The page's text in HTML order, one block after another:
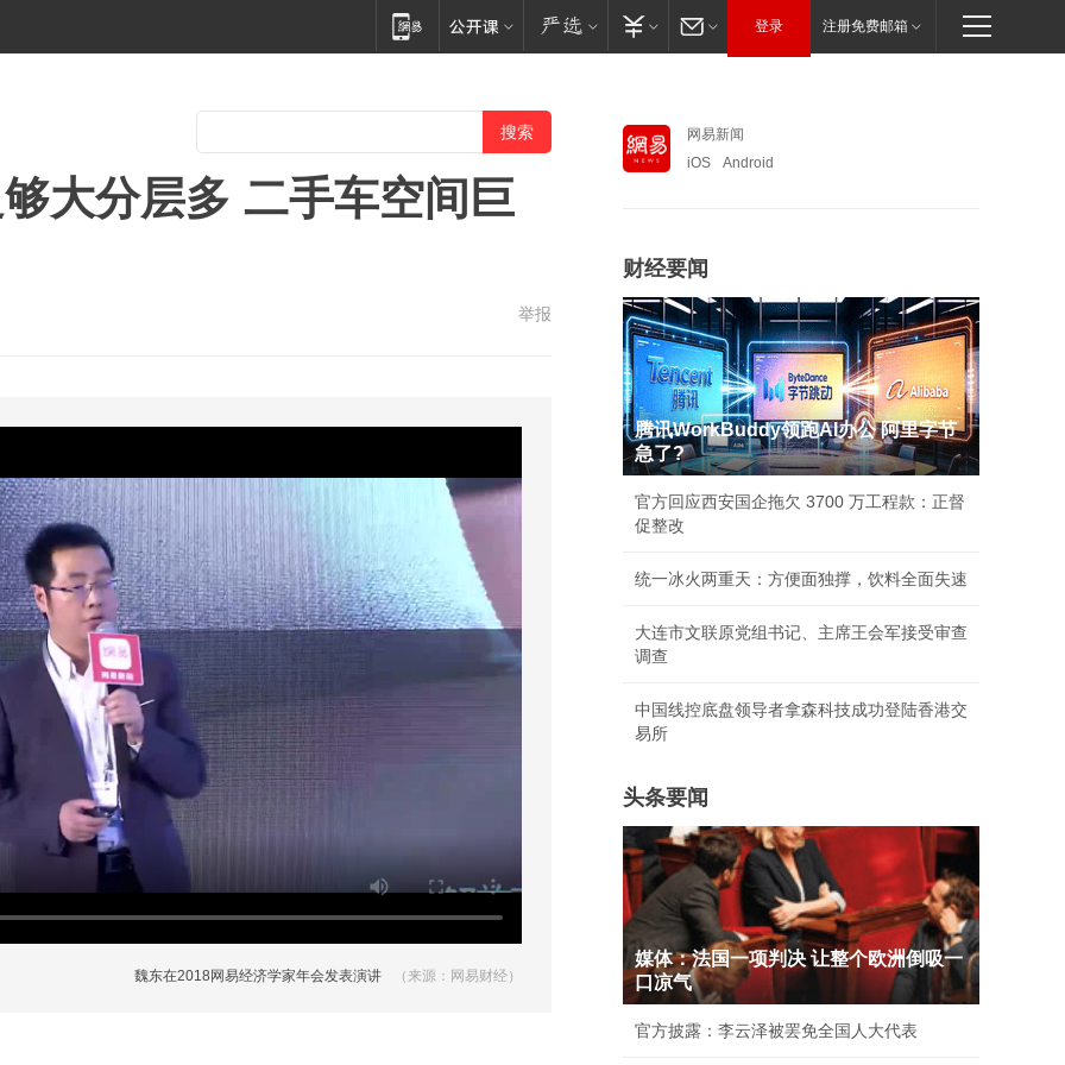
登录 注册免费邮箱
大分层多 二手车空间巨
举报
魏东在2018网易经济学家年会发表演讲 （来源：网易财经）
网易新闻
iOS
Android
财经要闻
腾讯WorkBuddy领跑AI办公 阿里字节
急了?
官方回应西安国企拖欠 3700 万工程款：正督
促整改
统一冰火两重天：方便面独撑，饮料全面失速
大连市文联原党组书记、主席王会军接受审查
调查
中国线控底盘领导者拿森科技成功登陆香港交
易所
头条要闻
媒体：法国一项判决 让整个欧洲倒吸一
口凉气
官方披露：李云泽被罢免全国人大代表